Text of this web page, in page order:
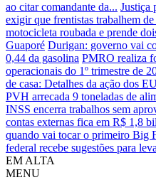
ao citar comandante da... Justiça
exigir que frentistas trabalhem
motocicleta roubada e prende
Guaporé Durigan: governo vai
0,44 da gasolina PMRO realiza
operacionais do 1º trimestre de
de casa: Detalhes da ação dos
PVH arrecada 9 toneladas de
INSS encerra trabalhos sem
contas externas fica em R$ 1,8
quando vai tocar o primeiro Big
federal recebe sugestões para
EM ALTA
MENU